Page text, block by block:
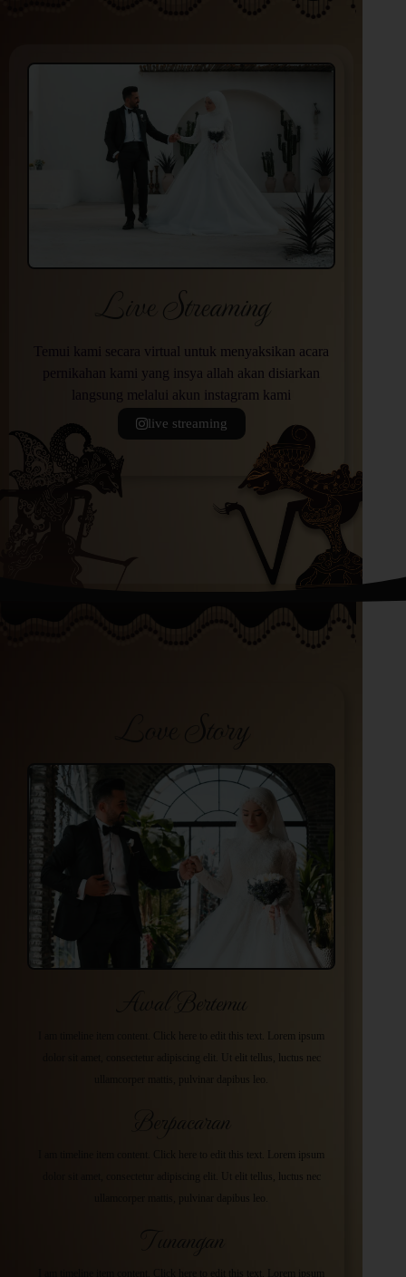
Live Streaming
Temui kami secara virtual untuk menyaksikan acara
pernikahan kami yang insya allah akan disiarkan
langsung melalui akun instagram kami
live streaming
Awal Bertemu
I am timeline item content. Click here to edit this text. Lorem ipsum
dolor sit amet, consectetur adipiscing elit. Ut elit tellus, luctus nec
ullamcorper mattis, pulvinar dapibus leo.
Berpacaran
I am timeline item content. Click here to edit this text. Lorem ipsum
dolor sit amet, consectetur adipiscing elit. Ut elit tellus, luctus nec
ullamcorper mattis, pulvinar dapibus leo.
Tunangan
I am timeline item content. Click here to edit this text. Lorem ipsum